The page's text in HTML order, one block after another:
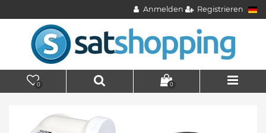
Anmelden Registrieren
0 0